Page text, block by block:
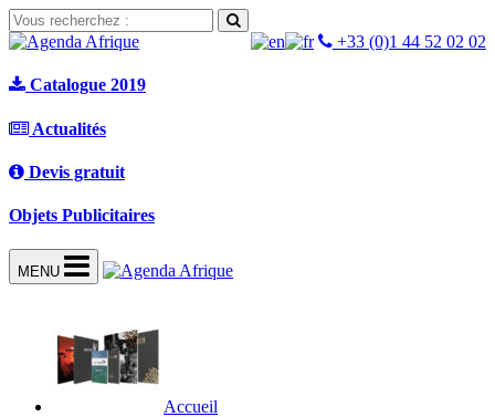
+33 (0)1 44 52 02 02
Catalogue 2019
Actualités
Devis gratuit
Objets Publicitaires
MENU
Accueil